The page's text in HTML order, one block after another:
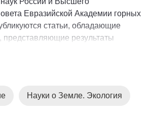
Евразийской Академии горных
статьи, обладающие
представляющие результаты
проблемного или
отрасли.
Науки о Земле. Экология